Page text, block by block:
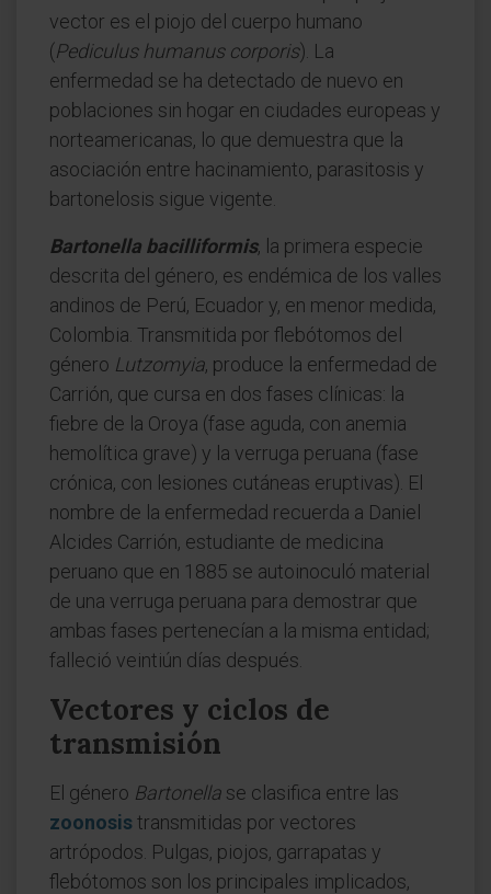
vector es el piojo del cuerpo humano
(Pediculus humanus corporis). La
enfermedad se ha detectado de nuevo en
poblaciones sin hogar en ciudades europeas y
norteamericanas, lo que demuestra que la
asociación entre hacinamiento, parasitosis y
bartonelosis sigue vigente.
Bartonella bacilliformis, la primera especie
descrita del género, es endémica de los valles
andinos de Perú, Ecuador y, en menor medida,
Colombia. Transmitida por flebótomos del
género Lutzomyia, produce la enfermedad de
Carrión, que cursa en dos fases clínicas: la
fiebre de la Oroya (fase aguda, con anemia
hemolítica grave) y la verruga peruana (fase
crónica, con lesiones cutáneas eruptivas). El
nombre de la enfermedad recuerda a Daniel
Alcides Carrión, estudiante de medicina
peruano que en 1885 se autoinoculó material
de una verruga peruana para demostrar que
ambas fases pertenecían a la misma entidad;
falleció veintiún días después.
Vectores y ciclos de
transmisión
El género Bartonella se clasifica entre las
zoonosistransmitidas por vectores
artrópodos. Pulgas, piojos, garrapatas y
flebótomos son los principales implicados,